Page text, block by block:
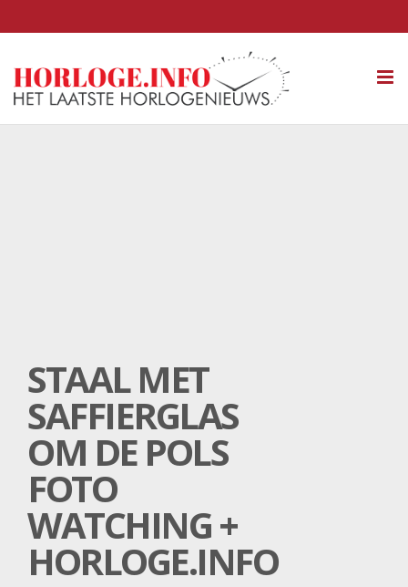
STAAL MET
SAFFIERGLAS
OM DE POLS
FOTO
WATCHING +
HORLOGE.INFO